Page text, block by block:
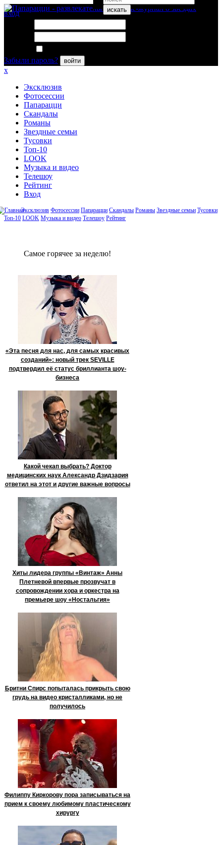
искать
вход
Забыли пароль?
войти
x
Эксклюзив
Фотосессии
Папарацци
Скандалы
Романы
Звездные семьи
Тусовки
Топ-10
LOOK
Музыка и видео
Телешоу
Рейтинг
Вход
Эксклюзив Фотосессии Папарацци Скандалы Романы Звездные семьи Тусовки
Топ-10 LOOK Музыка и видео Телешоу Рейтинг
Сaмое гoрячее за неделю!
«Эта песня для нас, для самых красивых
созданий»: новый трек SEVILLE
подтвердил её статус бриллианта шоу-
бизнеса
Какой чекап выбрать? Доктор
медицинских наук Александр Дзидзария
ответил на этот и другие важные вопросы
Хиты лидера группы «Винтаж» Анны
Плетневой впервые прозвучат в
сопровождении хора и оркестра на
премьере шоу «Ностальгия»
Бритни Спирс попыталась прикрыть свою
грудь на видео кристалликами, но не
получилось
Филиппу Киркорову пора записываться на
прием к своему любимому пластическому
хирургу